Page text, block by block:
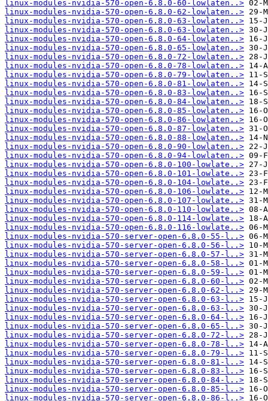
linux-modules-nvidia-570-open-6.8.0-60-lowlaten..>
linux-modules-nvidia-570-open-6.8.0-62-lowlaten..>
linux-modules-nvidia-570-open-6.8.0-63-lowlaten..>
linux-modules-nvidia-570-open-6.8.0-63-lowlaten..>
linux-modules-nvidia-570-open-6.8.0-64-lowlaten..>
linux-modules-nvidia-570-open-6.8.0-65-lowlaten..>
linux-modules-nvidia-570-open-6.8.0-72-lowlaten..>
linux-modules-nvidia-570-open-6.8.0-78-lowlaten..>
linux-modules-nvidia-570-open-6.8.0-79-lowlaten..>
linux-modules-nvidia-570-open-6.8.0-81-lowlaten..>
linux-modules-nvidia-570-open-6.8.0-83-lowlaten..>
linux-modules-nvidia-570-open-6.8.0-84-lowlaten..>
linux-modules-nvidia-570-open-6.8.0-85-lowlaten..>
linux-modules-nvidia-570-open-6.8.0-86-lowlaten..>
linux-modules-nvidia-570-open-6.8.0-87-lowlaten..>
linux-modules-nvidia-570-open-6.8.0-88-lowlaten..>
linux-modules-nvidia-570-open-6.8.0-90-lowlaten..>
linux-modules-nvidia-570-open-6.8.0-94-lowlaten..>
linux-modules-nvidia-570-open-6.8.0-100-lowlate..>
linux-modules-nvidia-570-open-6.8.0-101-lowlate..>
linux-modules-nvidia-570-open-6.8.0-104-lowlate..>
linux-modules-nvidia-570-open-6.8.0-106-lowlate..>
linux-modules-nvidia-570-open-6.8.0-107-lowlate..>
linux-modules-nvidia-570-open-6.8.0-110-lowlate..>
linux-modules-nvidia-570-open-6.8.0-114-lowlate..>
linux-modules-nvidia-570-open-6.8.0-116-lowlate..>
linux-modules-nvidia-570-server-open-6.8.0-55-l..>
linux-modules-nvidia-570-server-open-6.8.0-56-l..>
linux-modules-nvidia-570-server-open-6.8.0-57-l..>
linux-modules-nvidia-570-server-open-6.8.0-58-l..>
linux-modules-nvidia-570-server-open-6.8.0-59-l..>
linux-modules-nvidia-570-server-open-6.8.0-60-l..>
linux-modules-nvidia-570-server-open-6.8.0-62-l..>
linux-modules-nvidia-570-server-open-6.8.0-63-l..>
linux-modules-nvidia-570-server-open-6.8.0-63-l..>
linux-modules-nvidia-570-server-open-6.8.0-64-l..>
linux-modules-nvidia-570-server-open-6.8.0-65-l..>
linux-modules-nvidia-570-server-open-6.8.0-72-l..>
linux-modules-nvidia-570-server-open-6.8.0-78-l..>
linux-modules-nvidia-570-server-open-6.8.0-79-l..>
linux-modules-nvidia-570-server-open-6.8.0-81-l..>
linux-modules-nvidia-570-server-open-6.8.0-83-l..>
linux-modules-nvidia-570-server-open-6.8.0-84-l..>
linux-modules-nvidia-570-server-open-6.8.0-85-l..>
linux-modules-nvidia-570-server-open-6.8.0-86-l..>